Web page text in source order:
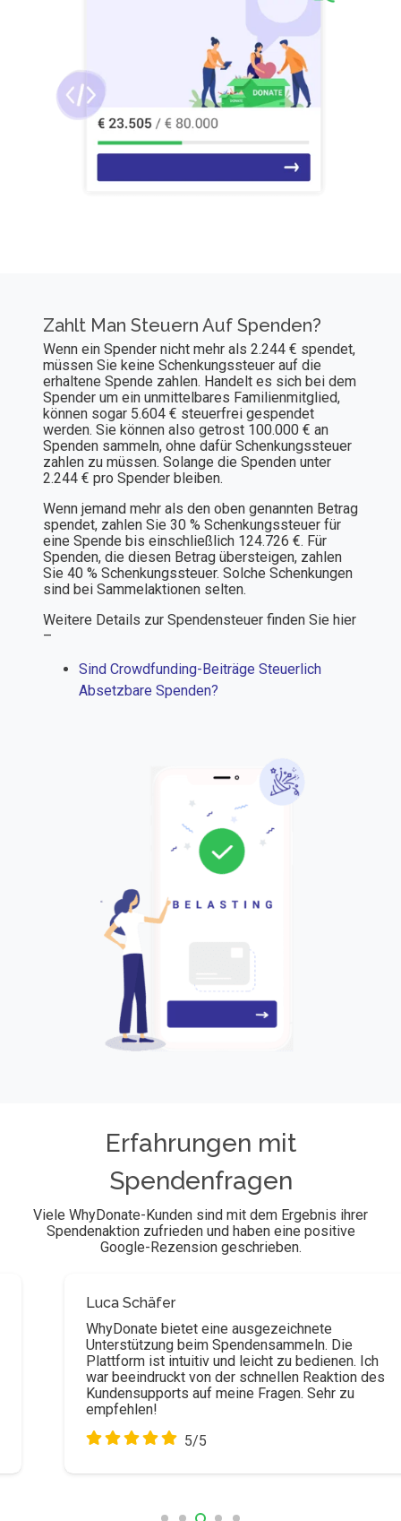
Zahlt Man Steuern Auf Spenden?
Wenn ein Spender nicht mehr als 2.244 € spendet,
müssen Sie keine Schenkungssteuer auf die
erhaltene Spende zahlen. Handelt es sich bei dem
Spender um ein unmittelbares Familienmitglied,
können sogar 5.604 € steuerfrei gespendet
werden. Sie können also getrost 100.000 € an
Spenden sammeln, ohne dafür Schenkungssteuer
zahlen zu müssen. Solange die Spenden unter
2.244 € pro Spender bleiben.
Wenn jemand mehr als den oben genannten Betrag
spendet, zahlen Sie 30 % Schenkungssteuer für
eine Spende bis einschließlich 124.726 €. Für
Spenden, die diesen Betrag übersteigen, zahlen
Sie 40 % Schenkungssteuer. Solche Schenkungen
sind bei Sammelaktionen selten.
Weitere Details zur Spendensteuer finden Sie hier
–
Sind Crowdfunding-Beiträge Steuerlich
Absetzbare Spenden?
Erfahrungen mit
Spendenfragen
Viele WhyDonate-Kunden sind mit dem Ergebnis ihrer
Spendenaktion zufrieden und haben eine positive
Google-Rezension geschrieben.
bietet eine ausgezeichnete
beim Spendensammeln. Die
ist intuitiv und leicht zu bedienen. Ich
beeindruckt von der schnellen Reaktion des
auf meine Fragen. Sehr zu
5/5